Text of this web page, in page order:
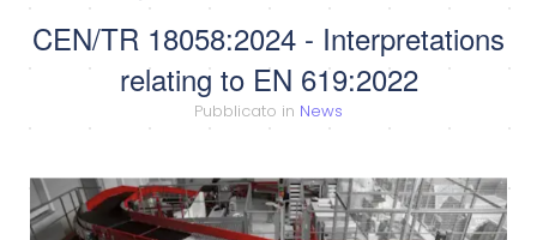
CEN/TR 18058:2024 - Interpretations
relating to EN 619:2022
Pubblicato in News